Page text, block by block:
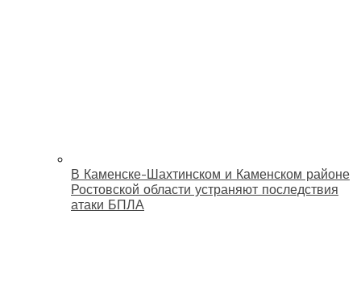
В Каменске-Шахтинском и Каменском районе
Ростовской области устраняют последствия
атаки БПЛА